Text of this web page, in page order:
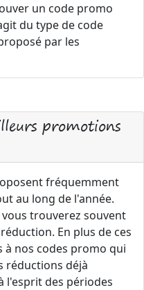
un code promo
du type de code
par les
promotions
fréquemment
au long de l'année.
trouverez souvent
En plus de ces
à nos codes promo qui
réductions déjà
l'esprit des périodes